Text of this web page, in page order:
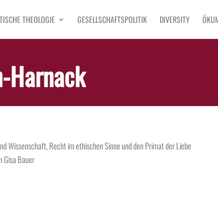
THEOLOGIE GESELLSCHAFTSPOLITIK DIVERSITY
Harnack
Wissenschaft, Recht im ethischen Sinne und den Primat der Liebe
Gisa Bauer